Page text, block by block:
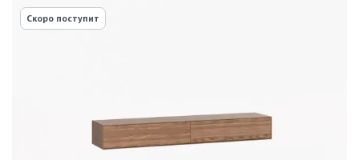
Скоро поступит